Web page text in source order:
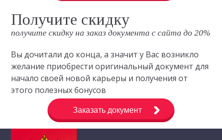
Получите скидку
получите скидку на заказ документа с сайта до 20%
Вы дочитали до конца, а значит у Вас возникло
желание приобрести оригинальный документ для
начало своей новой карьеры и получения от
этого полезных бонусов
Заказать документ